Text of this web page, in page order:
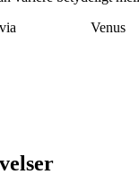
Venus